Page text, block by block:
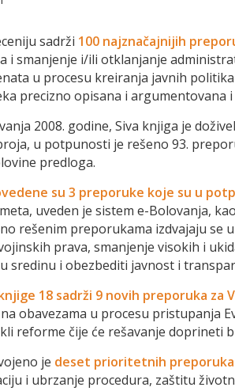
sadrži 100 najznačajnijih
i smanjenje i/ili otklanjanje
u procesu kreiranja javnih
precizno opisana i argumentovana
2008. godine, Siva knjiga je
u potpunosti je rešeno 93.
predloga.
su 3 preporuke koje su u
uveden je sistem e-Bolovanja,
rešenim preporukama izdvajaju se
prava, smanjenje visokih i
sredinu i obezbediti javnost i
18 sadrži 9 novih preporuka za
obavezama u procesu pristupanja
reforme čije će rešavanje doprineti
je deset prioritetnih preporuka
i ubrzanje procedura, zaštitu